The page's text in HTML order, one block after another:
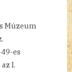
Múzeum
es
I.